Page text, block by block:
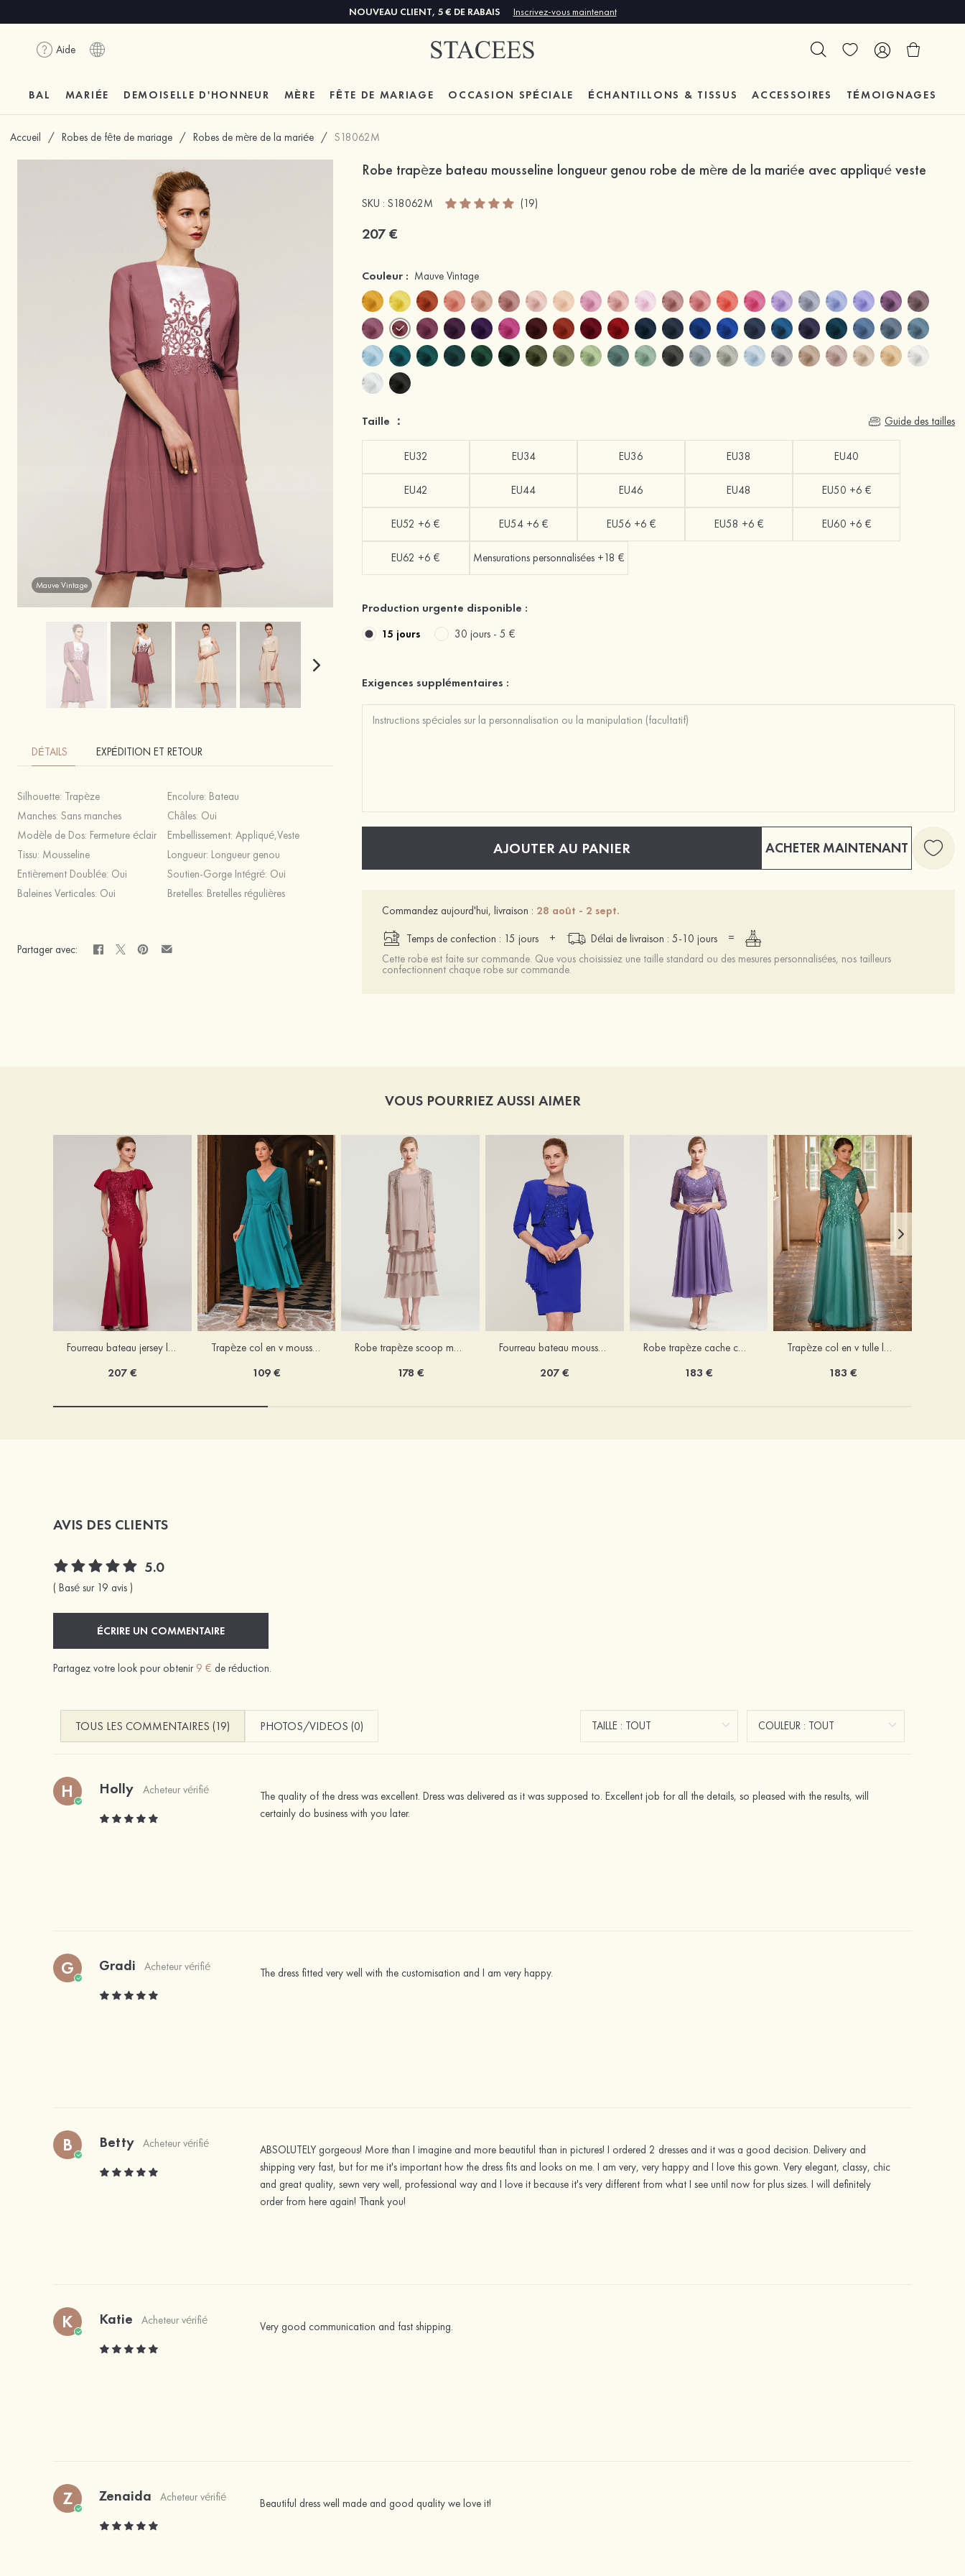
NOUVEAU CLIENT, 5 € DE RABAIS Inscrivez-vous maintenant
Aide
BAL MARIÉE DEMOISELLE D'HONNEUR MÈRE FÊTE DE MARIAGE OCCASION SPÉCIALE ÉCHANTILLONS & TISSUS ACCESSOIRES TÉMOIGNAGES
Accueil / Robes de fête de mariage / Robes de mère de la mariée / S18062M
Mauve Vintage
DÉTAILS EXPÉDITION ET RETOUR
Silhouette: Trapèze Encolure: Bateau
Manches: Sans manches Châles: Oui
Modèle de Dos: Fermeture éclair Embellissement: Appliqué,Veste
Tissu: Mousseline Longueur: Longueur genou
Entièrement Doublée: Oui Soutien-Gorge Intégré: Oui
Baleines Verticales: Oui Bretelles: Bretelles régulières
Partager avec:
Robe trapèze bateau mousseline longueur genou robe de mère de la mariée avec appliqué veste
SKU : S18062M (19)
207 €
Couleur : Mauve Vintage
Taille ： Guide des tailles
EU32 EU34 EU36 EU38 EU40
EU42 EU44 EU46 EU48 EU50 +6 €
EU52 +6 € EU54 +6 € EU56 +6 € EU58 +6 € EU60 +6 €
EU62 +6 € Mensurations personnalisées +18 €
Production urgente disponible :
15 jours 30 jours - 5 €
Exigences supplémentaires :
AJOUTER AU PANIER ACHETER MAINTENANT
Commandez aujourd'hui, livraison : 28 août - 2 sept.
Temps de confection : 15 jours
+ Délai de livraison : 5-10 jours
=
Cette robe est faite sur commande. Que vous choisissiez une taille standard ou des mesures personnalisées, nos tailleurs
confectionnent chaque robe sur commande.
VOUS POURRIEZ AUSSI AIMER
Fourreau bateau jersey longueur ras du sol robe de mère de la mariée avec appliqué fendue
207 €
Trapèze col en v mousseline longueur mollet robe de mère de la mariée avec plissé ceintures
109 €
Robe trapèze scoop mousseline longueur mollet robe de mère de la mariée avec appliqué volants veste
178 €
Fourreau bateau mousseline longueur genou robe de mère de la mariée avec appliqué perle plissé veste
207 €
Robe trapèze cache cœur mousseline longueur mollet robe de mère de la mariée avec plissé veste
183 €
Trapèze col en v tulle longueur ras du sol robe de mère de la mariée avec perles paillettes
183 €
AVIS DES CLIENTS
5.0
( Basé sur 19 avis )
ÉCRIRE UN COMMENTAIRE
Partagez votre look pour obtenir 9 € de réduction.
TOUS LES COMMENTAIRES (19) PHOTOS/VIDEOS (0)
H Holly Acheteur vérifié
The quality of the dress was excellent. Dress was delivered as it was supposed to. Excellent job for all the details, so pleased with the results, will
certainly do business with you later.
G Gradi Acheteur vérifié The dress fitted very well with the customisation and I am very happy.
B Betty Acheteur vérifié
ABSOLUTELY gorgeous! More than I imagine and more beautiful than in pictures! I ordered 2 dresses and it was a good decision. Delivery and
shipping very fast, but for me it's important how the dress fits and looks on me. I am very, very happy and I love this gown. Very elegant, classy, chic
and great quality, sewn very well, professional way and I love it because it's very different from what I see until now for plus sizes. I will definitely
order from here again! Thank you!
K Katie Acheteur vérifié Very good communication and fast shipping.
Z Zenaida Acheteur vérifié Beautiful dress well made and good quality we love it!